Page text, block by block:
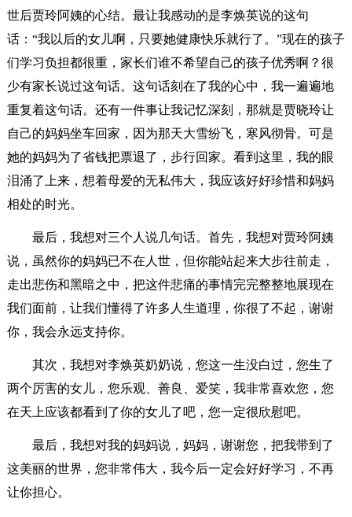
世后贾玲阿姨的心结。最让我感动的是李焕英说的这句
话：“我以后的女儿啊，只要她健康快乐就行了。”现在的孩子
们学习负担都很重，家长们谁不希望自己的孩子优秀啊？很
少有家长说过这句话。这句话刻在了我的心中，我一遍遍地
重复着这句话。还有一件事让我记忆深刻，那就是贾晓玲让
自己的妈妈坐车回家，因为那天大雪纷飞，寒风彻骨。可是
她的妈妈为了省钱把票退了，步行回家。看到这里，我的眼
泪涌了上来，想着母爱的无私伟大，我应该好好珍惜和妈妈
相处的时光。
最后，我想对三个人说几句话。首先，我想对贾玲阿姨
说，虽然你的妈妈已不在人世，但你能站起来大步往前走，
走出悲伤和黑暗之中，把这件悲痛的事情完完整整地展现在
我们面前，让我们懂得了许多人生道理，你很了不起，谢谢
你，我会永远支持你。
其次，我想对李焕英奶奶说，您这一生没白过，您生了
两个厉害的女儿，您乐观、善良、爱笑，我非常喜欢您，您
在天上应该都看到了你的女儿了吧，您一定很欣慰吧。
最后，我想对我的妈妈说，妈妈，谢谢您，把我带到了
这美丽的世界，您非常伟大，我今后一定会好好学习，不再
让你担心。